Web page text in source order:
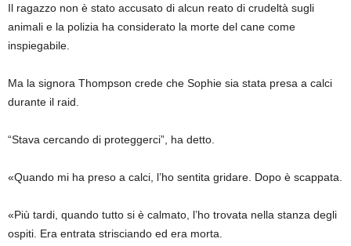
Il ragazzo non è stato accusato di alcun reato di crudeltà sugli
animali e la polizia ha considerato la morte del cane come
inspiegabile.
Ma la signora Thompson crede che Sophie sia stata presa a calci
durante il raid.
“Stava cercando di proteggerci”, ha detto.
«Quando mi ha preso a calci, l’ho sentita gridare. Dopo è scappata.
«Più tardi, quando tutto si è calmato, l’ho trovata nella stanza degli
ospiti. Era entrata strisciando ed era morta.